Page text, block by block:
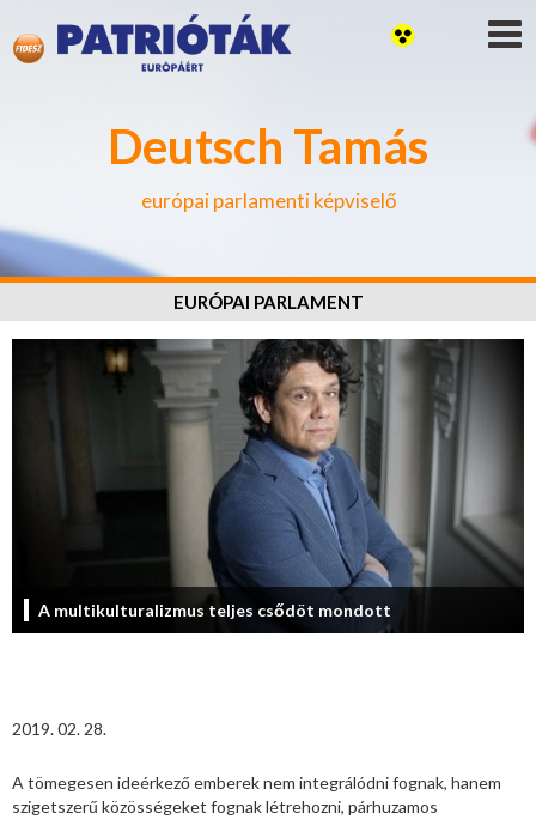
Deutsch Tamás
európai parlamenti képviselő
EURÓPAI PARLAMENT
A multikulturalizmus teljes csődöt mondott
2019. 02. 28.
A tömegesen ideérkező emberek nem integrálódni fognak, hanem
szigetszerű közösségeket fognak létrehozni, párhuzamos